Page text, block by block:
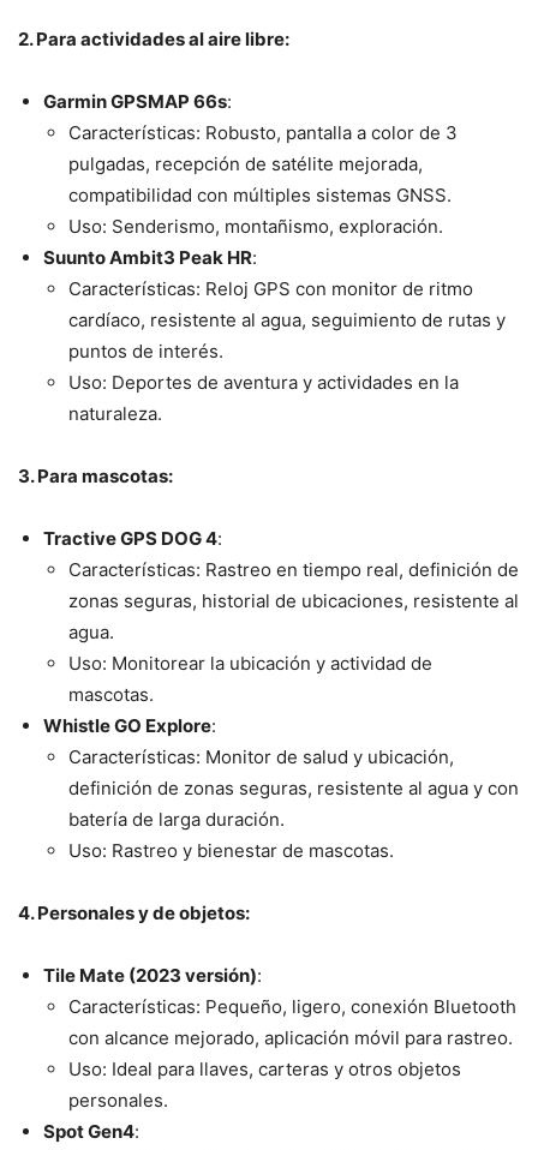
2. Para actividades al aire libre:
Garmin GPSMAP 66s:
Características: Robusto, pantalla a color de 3
pulgadas, recepción de satélite mejorada,
compatibilidad con múltiples sistemas GNSS.
Uso: Senderismo, montañismo, exploración.
Suunto Ambit3 Peak HR:
Características: Reloj GPS con monitor de ritmo
cardíaco, resistente al agua, seguimiento de rutas y
puntos de interés.
Uso: Deportes de aventura y actividades en la
naturaleza.
3. Para mascotas:
Tractive GPS DOG 4:
Características: Rastreo en tiempo real, definición de
zonas seguras, historial de ubicaciones, resistente al
agua.
Uso: Monitorear la ubicación y actividad de
mascotas.
Whistle GO Explore:
Características: Monitor de salud y ubicación,
definición de zonas seguras, resistente al agua y con
batería de larga duración.
Uso: Rastreo y bienestar de mascotas.
4. Personales y de objetos:
Tile Mate (2023 versión):
Características: Pequeño, ligero, conexión Bluetooth
con alcance mejorado, aplicación móvil para rastreo.
Uso: Ideal para llaves, carteras y otros objetos
personales.
Spot Gen4: